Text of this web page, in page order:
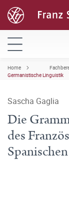
Home
Germanistische Linguistik
Sascha Gaglia
Die
des
Spanischen